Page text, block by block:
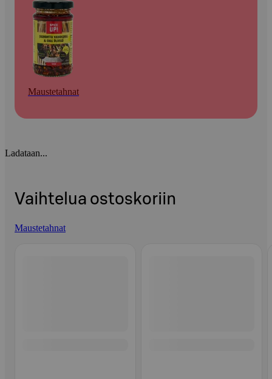
Maustetahnat
Ladataan...
Vaihtelua ostoskoriin
Maustetahnat